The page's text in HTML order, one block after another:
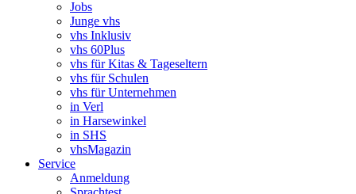
Jobs
Junge vhs
vhs Inklusiv
vhs 60Plus
vhs für Kitas & Tageseltern
vhs für Schulen
vhs für Unternehmen
in Verl
in Harsewinkel
in SHS
vhsMagazin
Service
Anmeldung